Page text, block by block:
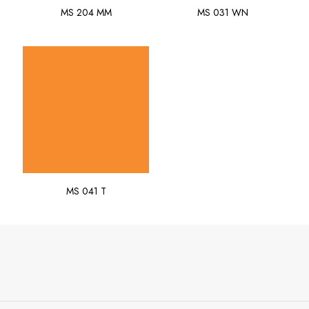
MS 204 MM MS 031 WN
MS 041 T